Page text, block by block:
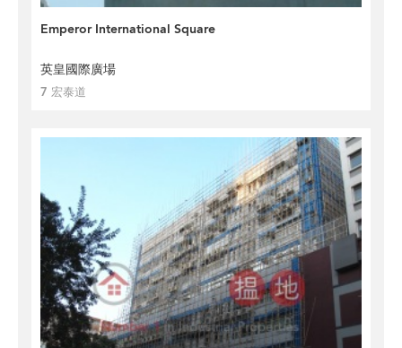
Emperor International Square
英皇國際廣場
7 宏泰道